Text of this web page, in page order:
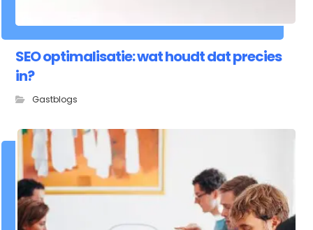
SEO optimalisatie: wat houdt dat precies
in?
Gastblogs